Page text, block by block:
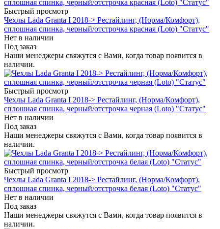
Быстрый просмотр
Чехлы Lada Granta I 2018-> Рестайлинг, (Норма/Комфорт),
сплошная спинка, черный/отстрочка красная (Loto) "Статус"
Нет в наличии
Под заказ
Наши менеджеры свяжутся с Вами, когда товар появится в
наличии.
Быстрый просмотр
Чехлы Lada Granta I 2018-> Рестайлинг, (Норма/Комфорт),
сплошная спинка, черный/отстрочка черная (Loto) "Статус"
Нет в наличии
Под заказ
Наши менеджеры свяжутся с Вами, когда товар появится в
наличии.
Быстрый просмотр
Чехлы Lada Granta I 2018-> Рестайлинг, (Норма/Комфорт),
сплошная спинка, черный/отстрочка белая (Loto) "Статус"
Нет в наличии
Под заказ
Наши менеджеры свяжутся с Вами, когда товар появится в
наличии.